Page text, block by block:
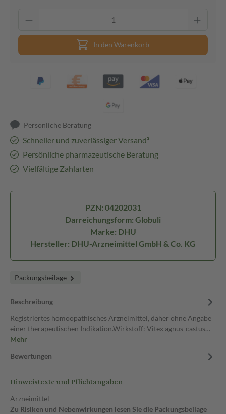
In den Warenkorb
Persönliche Beratung
Schneller und zuverlässiger Versand³
Persönliche pharmazeutische Beratung
Vielfältige Zahlarten
PZN: 04202031
Darreichungsform: Globuli
Marke: DHU
Hersteller: DHU-Arzneimittel GmbH & Co. KG
Packungsbeilage
Beschreibung
Registriertes homöopathisches Arzneimittel, daher ohne Angabe
einer therapeutischen Indikation.Wirkstoff: Vitex agnus-castus…
Mehr
Bewertungen
Hinweistexte und Pflichtangaben
Arzneimittel
Zu Risiken und Nebenwirkungen lesen Sie die Packungsbeilage